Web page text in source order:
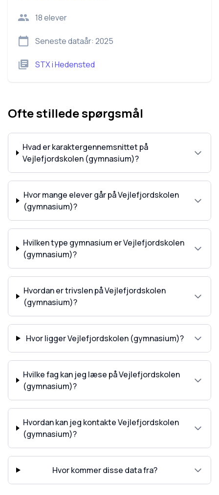
18elever
Seneste dataår: 2025
STXiHedensted
Ofte stillede spørgsmål
Hvad er karaktergennemsnittet på
Vejlefjordskolen (gymnasium)?
Hvor mange elever går på Vejlefjordskolen
(gymnasium)?
Hvilken type gymnasium er Vejlefjordskolen
(gymnasium)?
Hvordan er trivslen på Vejlefjordskolen
(gymnasium)?
Hvor ligger Vejlefjordskolen (gymnasium)?
Hvilke fag kan jeg læse på Vejlefjordskolen
(gymnasium)?
Hvordan kan jeg kontakte Vejlefjordskolen
(gymnasium)?
Hvor kommer disse data fra?